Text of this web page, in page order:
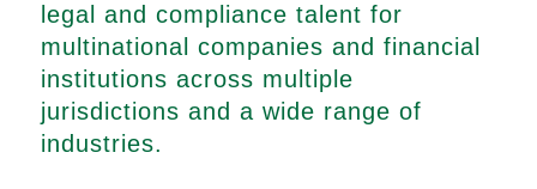
legal and compliance talent for
multinational companies and financial
institutions across multiple
jurisdictions and a wide range of
industries.